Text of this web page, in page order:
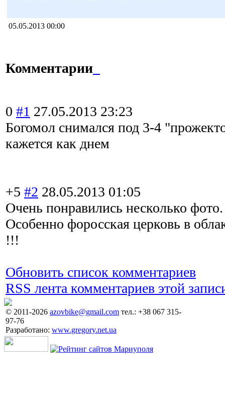
05.05.2013 00:00
Комментарии
0 #1 27.05.2013 23:23
Богомол снимался под 3-4
кажется как днем
+5 #2 28.05.2013 01:05
Очень понравились несколько фото.
Особенно форосская церковь в
!!!
Обновить список комментариев
RSS лента комментариев этой
© 2011-2026 azovbike@gmail.com тел.: +38 067 315-
97-76
Разработано: www.gregory.net.ua